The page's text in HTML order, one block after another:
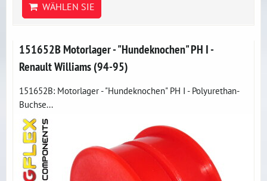
WÄHLEN SIE
151652B Motorlager - "Hundeknochen" PH I -
Renault Williams (94-95)
151652B: Motorlager - "Hundeknochen" PH I - Polyurethan-
Buchse...